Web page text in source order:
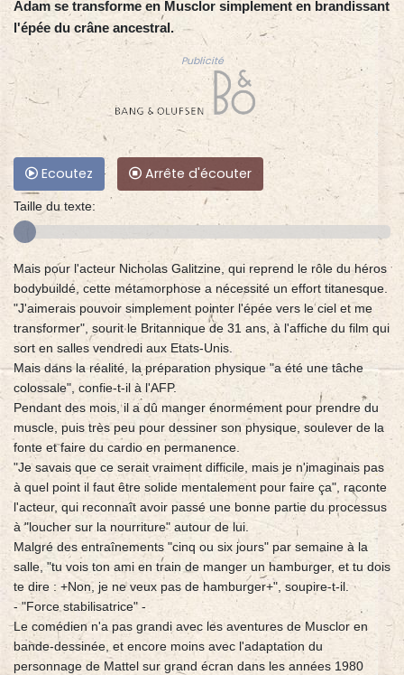
Adam se transforme en Musclor simplement en brandissant
l'épée du crâne ancestral.
Publicité
Ecoutez Arrête d'écouter
Taille du texte:
Mais pour l'acteur Nicholas Galitzine, qui reprend le rôle du héros
bodybuildé, cette métamorphose a nécessité un effort titanesque.
"J'aimerais pouvoir simplement pointer l'épée vers le ciel et me
transformer", sourit le Britannique de 31 ans, à l'affiche du film qui
sort en salles vendredi aux Etats-Unis.
Mais dans la réalité, la préparation physique "a été une tâche
colossale", confie-t-il à l'AFP.
Pendant des mois, il a dû manger énormément pour prendre du
muscle, puis très peu pour dessiner son physique, soulever de la
fonte et faire du cardio en permanence.
"Je savais que ce serait vraiment difficile, mais je n'imaginais pas
à quel point il faut être solide mentalement pour faire ça", raconte
l'acteur, qui reconnaît avoir passé une bonne partie du processus
à "loucher sur la nourriture" autour de lui.
Malgré des entraînements "cinq ou six jours" par semaine à la
salle, "tu vois ton ami en train de manger un hamburger, et tu dois
te dire : +Non, je ne veux pas de hamburger+", soupire-t-il.
- "Force stabilisatrice" -
Le comédien n'a pas grandi avec les aventures de Musclor en
bande-dessinée, et encore moins avec l'adaptation du
personnage de Mattel sur grand écran dans les années 1980